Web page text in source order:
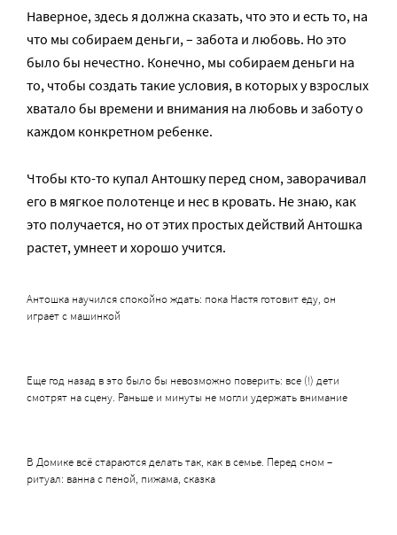
Наверное, здесь я должна сказать, что это и есть то, на
что мы собираем деньги, – забота и любовь. Но это
было бы нечестно. Конечно, мы собираем деньги на
то, чтобы создать такие условия, в которых у взрослых
хватало бы времени и внимания на любовь и заботу о
каждом конкретном ребенке.
Чтобы кто-то купал Антошку перед сном, заворачивал
его в мягкое полотенце и нес в кровать. Не знаю, как
это получается, но от этих простых действий Антошка
растет, умнеет и хорошо учится.
Антошка научился спокойно ждать: пока Настя готовит еду, он
играет с машинкой
Еще год назад в это было бы невозможно поверить: все (!) дети
смотрят на сцену. Раньше и минуты не могли удержать внимание
В Домике всё стараются делать так, как в семье. Перед сном –
ритуал: ванна с пеной, пижама, сказка